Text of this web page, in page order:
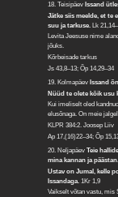
18. Teisipäev Issand
Jätke siis meelde, et te
suu ja tarkuse. Lk
Levita Jeesuse nime
jõuks.
Kõrbeisade tarkus
Js 43,8–13; Õp 14,29–34
19. Kolmapäev Issand
Nüüd te olete kõik usu
Kui imeliselt oled
elusõnaga. On meie
KLPR 384:2. Joosep Liiv
Ap 17,(16)22–34; Õp
20. NeljapäevTeie
mina kannan ja
Ustav on Jumal, kelle
Issandaga.1Kr 1,9
Vaikselt võtan vastu, mis